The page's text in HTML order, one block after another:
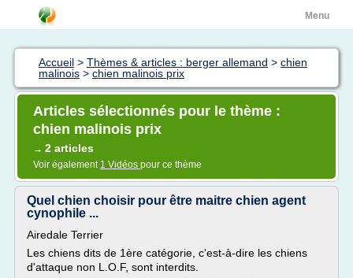
Menu
Accueil > Thèmes & articles : berger allemand > chien
malinois > chien malinois prix
Articles sélectionnés pour le thème :
chien malinois prix
→ 2 articles
Voir également 1 Vidéos pour ce thème
Quel chien choisir pour être maitre chien agent
cynophile ...
Airedale Terrier
Les chiens dits de 1ère catégorie, c'est-à-dire les chiens
d'attaque non L.O.F, sont interdits.